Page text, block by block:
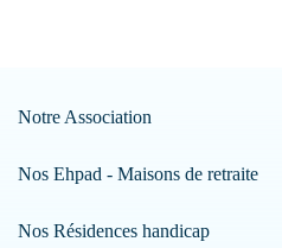
Notre Association
Nos Ehpad - Maisons de retraite
Nos Résidences handicap